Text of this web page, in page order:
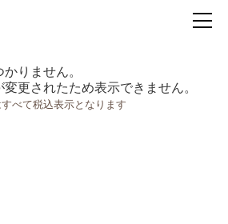
りません。
更されたため表示できません。
べて税込表示となります